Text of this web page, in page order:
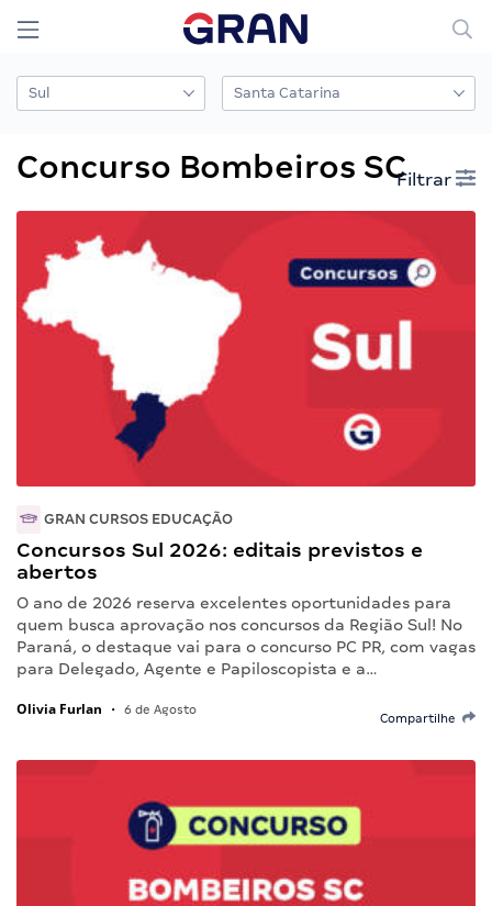
Concurso Bombeiros SCFiltrar
GRAN CURSOS EDUCAÇÃO
Concursos Sul 2026: editais previstos e
abertos
O ano de 2026 reserva excelentes oportunidades para
quem busca aprovação nos concursos da Região Sul! No
Paraná, o destaque vai para o concurso PC PR, com vagas
para Delegado, Agente e Papiloscopista e a…
Olivia Furlan • 6 de Agosto
Compartilhe